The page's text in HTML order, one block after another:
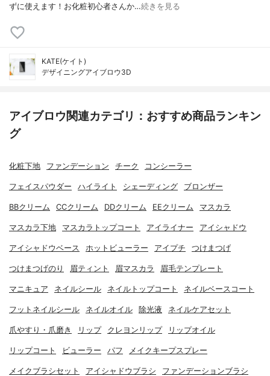
ずに使えます！お化粧初心者さんか…続きを見る
KATE(ケイト)
デザイニングアイブロウ3D
アイブロウ関連カテゴリ：おすすめ商品ランキン
グ
化粧下地 ファンデーション チーク コンシーラー
フェイスパウダー ハイライト シェーディング ブロンザー
BBクリーム CCクリーム DDクリーム EEクリーム マスカラ
マスカラ下地 マスカラトップコート アイライナー アイシャドウ
アイシャドウベース ホットビューラー アイプチ つけまつげ
つけまつげのり 眉ティント 眉マスカラ 眉毛テンプレート
マニキュア ネイルシール ネイルトップコート ネイルベースコート
フットネイルシール ネイルオイル 除光液 ネイルケアセット
爪やすり・爪磨き リップ クレヨンリップ リップオイル
リップコート ビューラー パフ メイクキープスプレー
メイクブラシセット アイシャドウブラシ ファンデーションブラシ